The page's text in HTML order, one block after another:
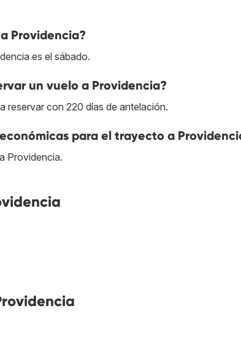
Providencia?
es el sábado.
un vuelo a Providencia?
reservar con 220 días de antelación.
para el trayecto a
Providencia.